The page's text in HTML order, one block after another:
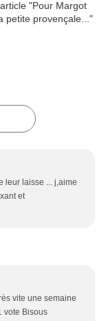
leur laisse ... j,aime
et
vite une semaine
vote Bisous